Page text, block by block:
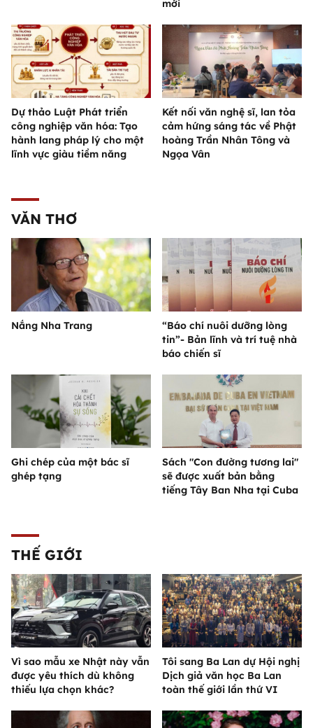
mới
Dự thảo Luật Phát triển
công nghiệp văn hóa: Tạo
hành lang pháp lý cho một
lĩnh vực giàu tiềm năng
Kết nối văn nghệ sĩ, lan tỏa
cảm hứng sáng tác về Phật
hoàng Trần Nhân Tông và
Ngọa Vân
VĂN THƠ
Nắng Nha Trang
“Báo chí nuôi dưỡng lòng
tin”- Bản lĩnh và trí tuệ nhà
báo chiến sĩ
Ghi chép của một bác sĩ
ghép tạng
Sách "Con đường tương lai"
sẽ được xuất bản bằng
tiếng Tây Ban Nha tại Cuba
THẾ GIỚI
Vì sao mẫu xe Nhật này vẫn
được yêu thích dù không
thiếu lựa chọn khác?
Tôi sang Ba Lan dự Hội nghị
Dịch giả văn học Ba Lan
toàn thế giới lần thứ VI